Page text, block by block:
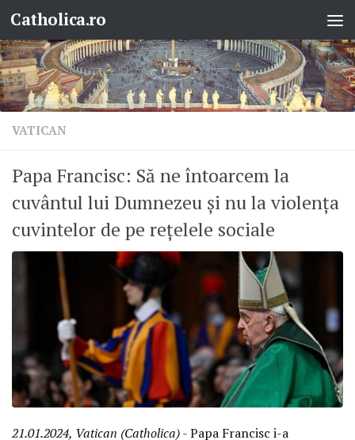
Skip to content
Catholica.ro
VATICAN
Papa Francisc: Să ne întoarcem la
cuvântul lui Dumnezeu și nu la violența
cuvintelor de pe rețelele sociale
21.01.2024, Vatican (Catholica)- Papa Francisc i-a